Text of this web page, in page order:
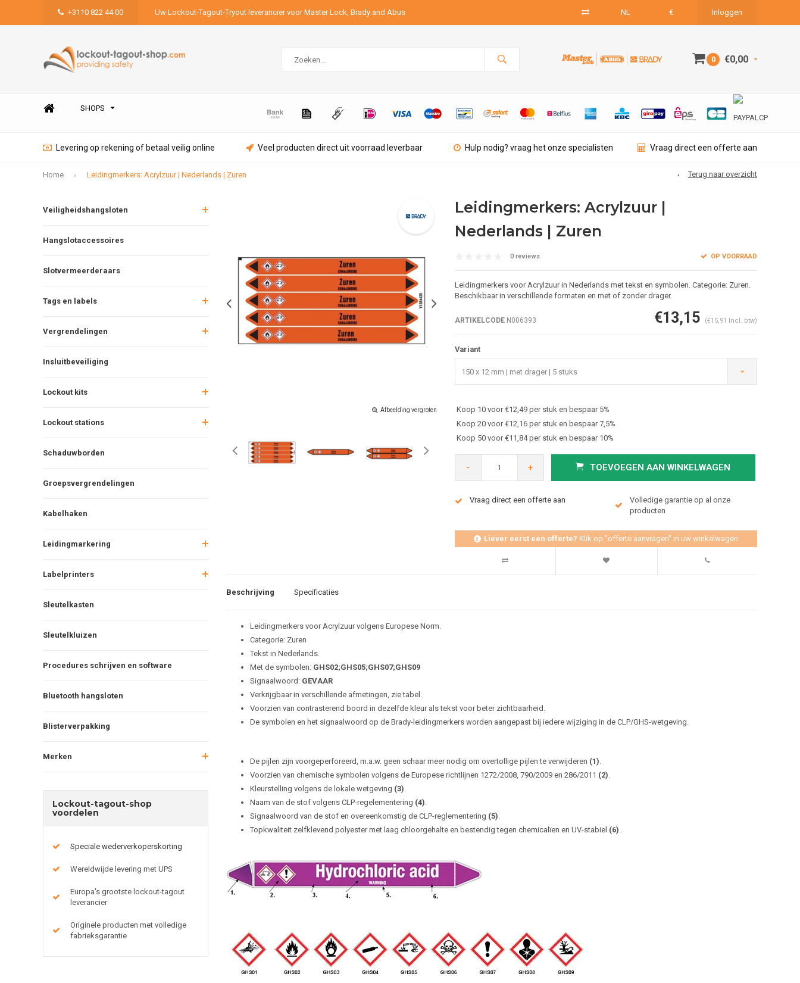
+3110 822 44 00 Uw Lockout-Tagout-Tryout leverancier voor Master Lock, Brady and Abus NL € Inloggen
0 €0,00
SHOPS
Levering op rekening of betaal veilig online Veel producten direct uit voorraad leverbaar Hulp nodig? vraag het onze specialisten Vraag direct een offerte aan
Home Leidingmerkers: Acrylzuur | Nederlands | Zuren Terug naar overzicht
Veiligheidshangsloten
Hangslotaccessoires
Slotvermeerderaars
Tags en labels
Vergrendelingen
Insluitbeveiliging
Lockout kits
Lockout stations
Schaduwborden
Groepsvergrendelingen
Kabelhaken
Leidingmarkering
Labelprinters
Sleutelkasten
Sleutelkluizen
Procedures schrijven en software
Bluetooth hangsloten
Blisterverpakking
Merken
Lockout-tagout-shop
voordelen
Speciale wederverkoperskorting
Wereldwijde levering met UPS
Europa's grootste lockout-tagout
leverancier
Originele producten met volledige
fabrieksgarantie
Afbeelding vergroten Afbeelding vergroten
Leidingmerkers: Acrylzuur |
Nederlands | Zuren
0 reviews OP VOORRAAD
Leidingmerkers voor Acrylzuur in Nederlands met tekst en symbolen. Categorie: Zuren.
Beschikbaar in verschillende formaten en met of zonder drager.
ARTIKELCODEN006393 €13,15 (€15,91 Incl. btw)
Variant
150 x 12 mm | met drager | 5 stuks
Koop 10 voor €12,49 per stuk en bespaar 5%
Koop 20 voor €12,16 per stuk en bespaar 7,5%
Koop 50 voor €11,84 per stuk en bespaar 10%
- + TOEVOEGEN AAN WINKELWAGEN
Vraag direct een offerte aan
Volledige garantie op al onze
producten
Liever eerst een offerte? Klik op "offerte aanvragen" in uw winkelwagen
Beschrijving Specificaties
Leidingmerkers voor Acrylzuur volgens Europese Norm.
Categorie: Zuren
Tekst in Nederlands.
Met de symbolen: GHS02;GHS05;GHS07;GHS09
Signaalwoord:GEVAAR
Verkrijgbaar in verschillende afmetingen, zie tabel.
Voorzien van contrasterend boord in dezelfde kleur als tekst voor beter zichtbaarheid.
De symbolen en het signaalwoord op de Brady-leidingmerkers worden aangepast bij iedere wijziging in de CLP/GHS-wetgeving.
De pijlen zijn voorgeperforeerd, m.a.w. geen schaar meer nodig om overtollige pijlen te verwijderen (1)
Voorzien van chemische symbolen volgens de Europese richtlijnen 1272/2008, 790/2009 en 286/2011 (2)
Kleurstelling volgens de lokale wetgeving (3)
Naam van de stof volgens CLP-regelementering (4)
Signaalwoord van de stof en overeenkomstig de CLP-reglementering (5)
Topkwaliteit zelfklevend polyester met laag chloorgehalte en bestendig tegen chemicalïen en UV-stabiel (6)